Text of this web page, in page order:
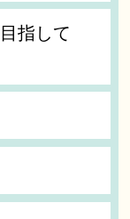
指して